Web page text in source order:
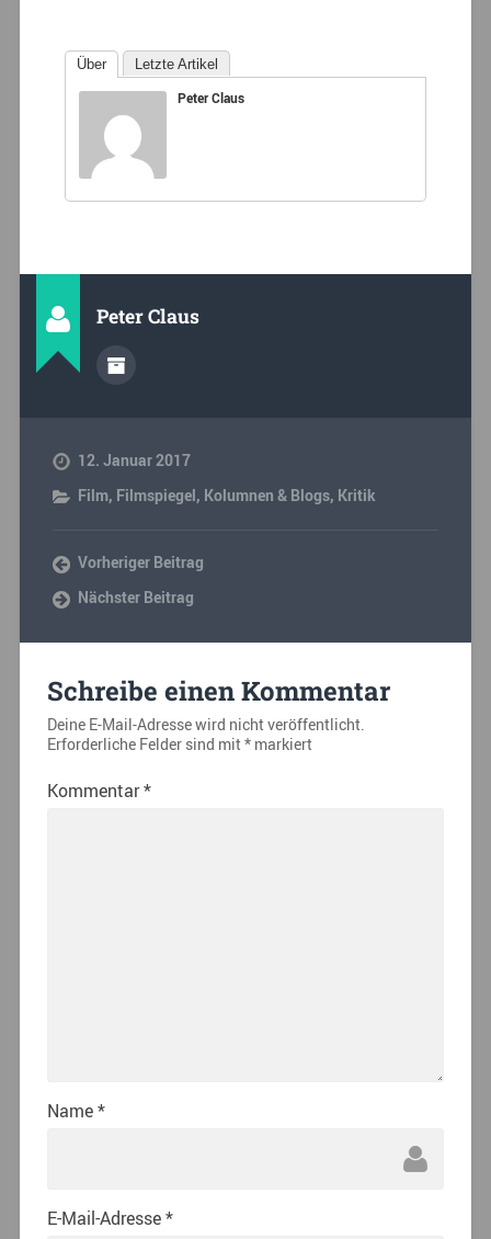
Über Letzte Artikel
Peter Claus
Peter Claus
12. Januar 2017
Film, Filmspiegel, Kolumnen & Blogs, Kritik
Vorheriger Beitrag
Nächster Beitrag
Schreibe einen Kommentar
Deine E-Mail-Adresse wird nicht veröffentlicht.
Erforderliche Felder sind mit*markiert
Kommentar*
Name*
E-Mail-Adresse*